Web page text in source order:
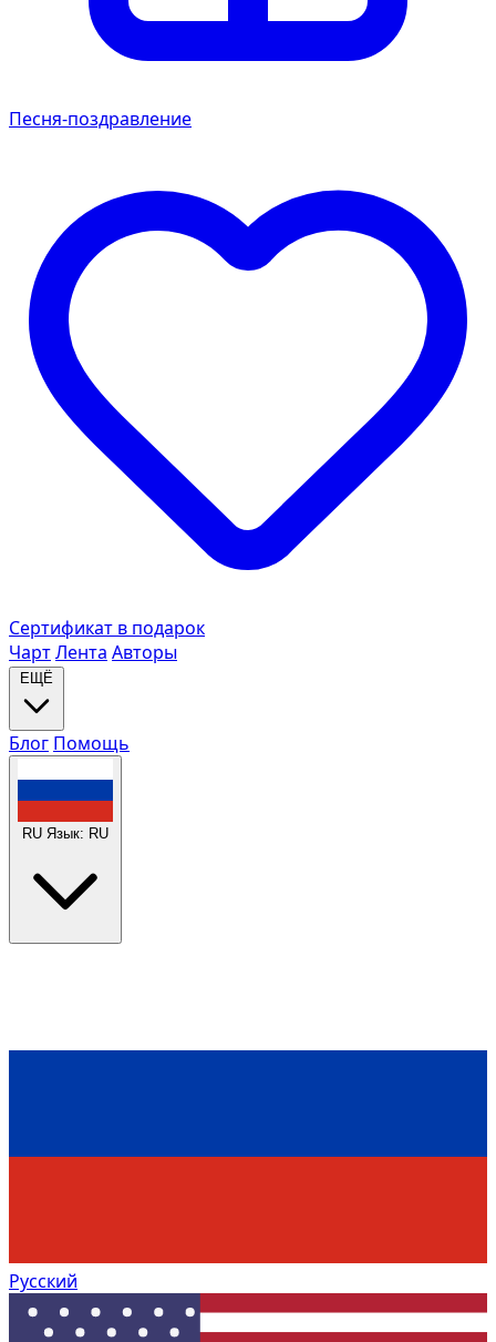
Песня-поздравление
Сертификат в подарок
ЧартЛента Авторы
ЕЩЁ
Блог Помощь
RU Язык: RU
Русский